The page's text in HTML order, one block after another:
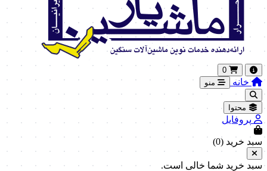
0
خانه منو
محتوا
پروفایل
سبد خرید (0
)
سبد خرید شما خالی است.